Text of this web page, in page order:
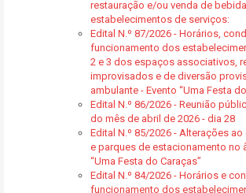
restauração e/ou venda de
estabelecimentos de serviços:
Edital N.º 87/2026 - Horários,
funcionamento dos
2 e 3 dos espaços associativos,
improvisados e de diversão
ambulante - Evento “Uma Festa
Edital N.º 86/2026 - Reunião
do mês de abril de 2026 - dia 28
Edital N.º 85/2026 - Alterações
e parques de estacionamento no
“Uma Festa do Caraças”
Edital N.º 84/2026 - Horários e
funcionamento dos